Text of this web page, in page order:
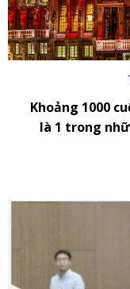
Khoảng 1000
là 1 trong